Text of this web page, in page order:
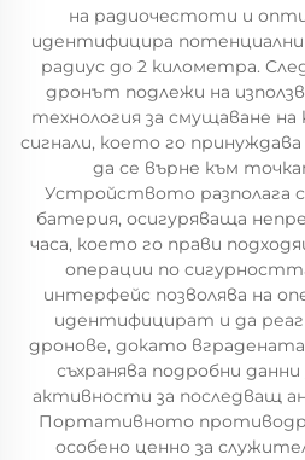
на радиочестоти и
идентифицира потенциални
радиус до 2 километра.
дронът подлежи на
технология за смущаване
сигнали, което го принуждава
да се върне към
Устройството разполага
батерия, осигуряваща
часа, което го прави
операции по
интерфейс позволява на
идентифицират и да
дронове, докато
съхранява подробни
активности за последващ
Портативното
особено ценно за